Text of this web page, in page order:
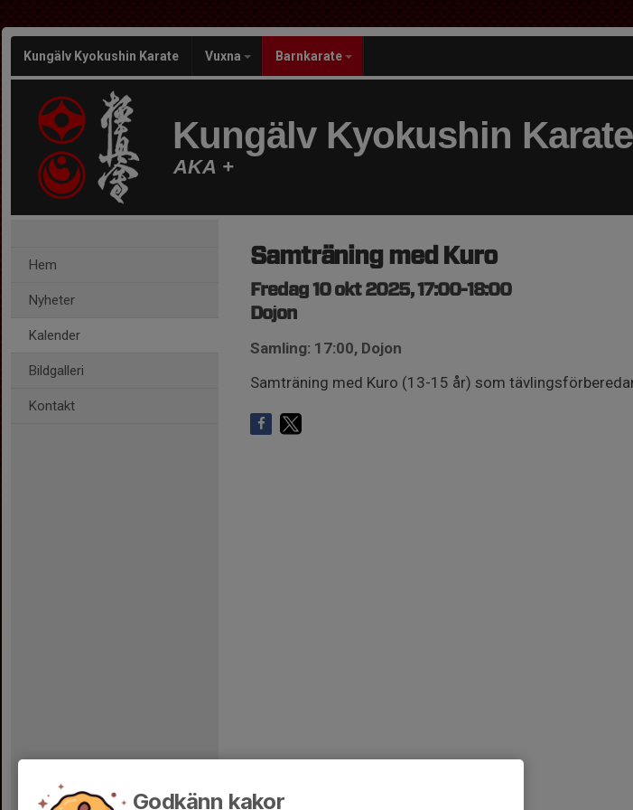
Kungälv Kyokushin Karate Vuxna Barnkarate
Kungälv Kyokushin Karate
AKA +
Hem
Nyheter
Kalender
Bildgalleri
Kontakt
Samträning med Kuro
Fredag 10 okt 2025, 17:00-18:00
Dojon
Samling: 17:00, Dojon
Samträning med Kuro (13-15 år) som
Godkänn kakor